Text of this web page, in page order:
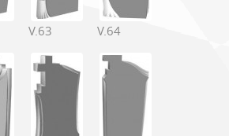
V.63 V.64